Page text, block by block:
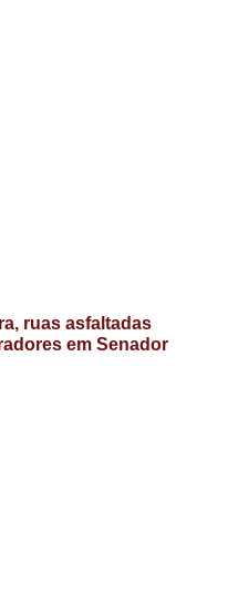
ruas asfaltadas
em Senador